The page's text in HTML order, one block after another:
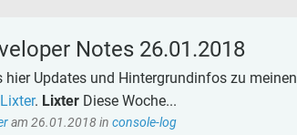
Notes 26.01.2018
hier Updates und Hintergrundinfos zu meinen
Lixter. Lixter Diese Woche...
am26.01.2018inconsole-log